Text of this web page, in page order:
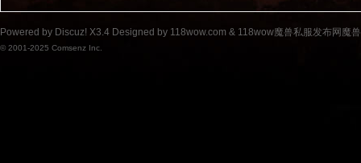
Powered by Discuz! X3.4 Designed by 118wow.com & 118wow魔兽私服发布网魔
© 2001-2025 Comsenz Inc.